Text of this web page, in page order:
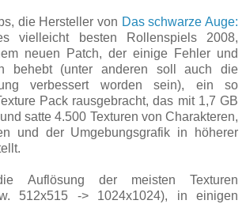
die Hersteller von Das schwarze Auge:
vielleicht besten Rollenspiels 2008,
neuen Patch, der einige Fehler und
behebt (unter anderen soll auch die
verbessert worden sein), ein so
Pack rausgebracht, das mit 1,7 GB
satte 4.500 Texturen von Charakteren,
und der Umgebungsgrafik in höherer
Auflösung der meisten Texturen
512x515 -> 1024x1024), in einigen